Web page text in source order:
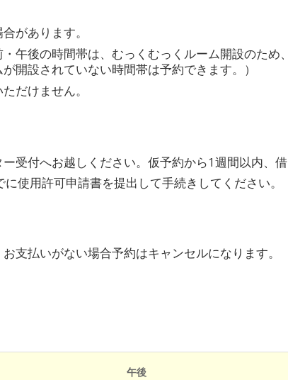
があります。
午後の時間帯は、むっくむっくルーム開設のため、
開設されていない時間帯は予約できます。）
だけません。
受付へお越しください。仮予約から1週間以内、借
使用許可申請書を提出して手続きしてください。
支払いがない場合予約はキャンセルになります。
午後